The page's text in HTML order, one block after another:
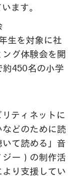
ます。
生を対象に社
グ体験会を開
約450名の小学
ティネットに
どのために読
て読める」音
ー）の制作活
り支援してい